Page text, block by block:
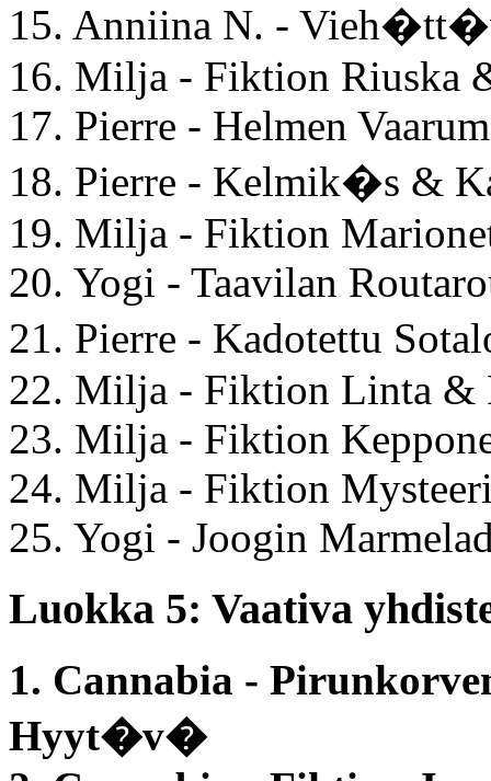
15. Anniina N. -
16. Milja - Fiktion Riuska
17. Pierre - Helmen
18. Pierre - Kelmik�s &
19. Milja - Fiktion
20. Yogi - Taavilan
21. Pierre - Kadotettu
22. Milja - Fiktion Linta &
23. Milja - Fiktion
24. Milja - Fiktion
25. Yogi - Joogin
Luokka 5: Vaativa
1. Cannabia -
Hyyt�v�